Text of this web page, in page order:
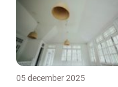
05 december 2025